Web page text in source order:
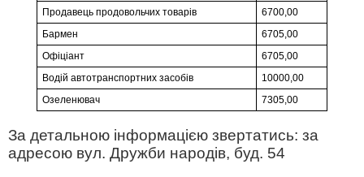
Продавець продовольчих товарів
6700,00
Бармен
6705,00
Офіціант
6705,00
Водій автотранспортних засобів
10000,00
Озеленювач
7305,00
За детальною інформацією звертатись: за
адресою вул. Дружби народів, буд. 54